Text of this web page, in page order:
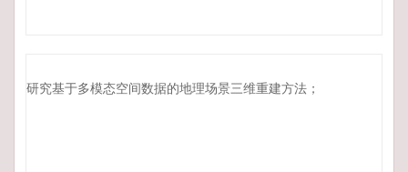
研究基于多模态空间数据的地理场景三维重建方法；